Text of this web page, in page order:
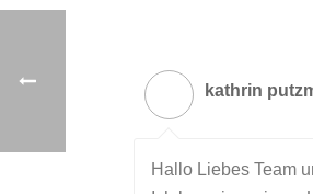
kathrin
Hallo Liebes Team